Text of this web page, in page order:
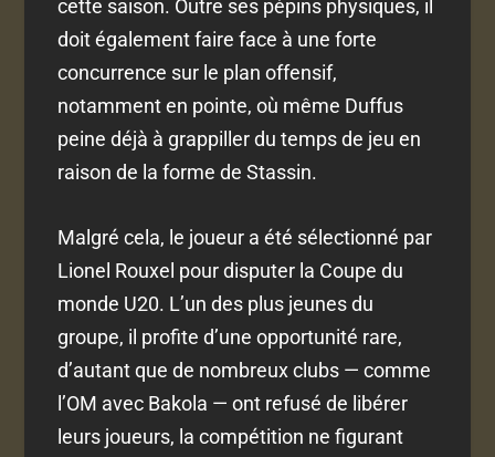
cette saison. Outre ses pépins physiques, il
doit également faire face à une forte
concurrence sur le plan offensif,
notamment en pointe, où même Duffus
peine déjà à grappiller du temps de jeu en
raison de la forme de Stassin.
Malgré cela, le joueur a été sélectionné par
Lionel Rouxel pour disputer la Coupe du
monde U20. L’un des plus jeunes du
groupe, il profite d’une opportunité rare,
d’autant que de nombreux clubs — comme
l’OM avec Bakola — ont refusé de libérer
leurs joueurs, la compétition ne figurant